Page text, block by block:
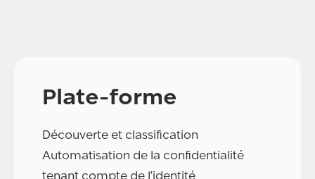
Plate-forme
Découverte et classification
Automatisation de la confidentialité
tenant compte de l'identité